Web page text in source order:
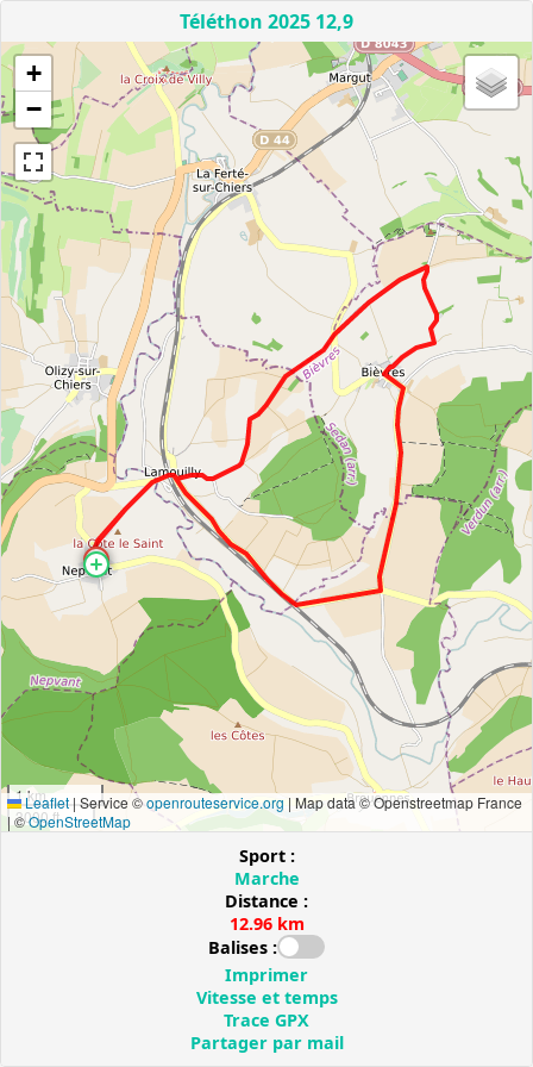
Téléthon 2025 12,9
+
−
1 km
3000 ft
Leaflet|Service ©openrouteservice.org | Map data © Openstreetmap France
| ©OpenStreetMap
Sport :
Marche
Distance :
12.96 km
Balises :
Imprimer
Vitesse et temps
Trace GPX
Partager par mail